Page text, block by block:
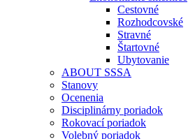
Cestovné
Rozhodcovské
Stravné
Štartovné
Ubytovanie
ABOUT SSSA
Stanovy
Ocenenia
Disciplinárny poriadok
Rokovací poriadok
Volebný poriadok